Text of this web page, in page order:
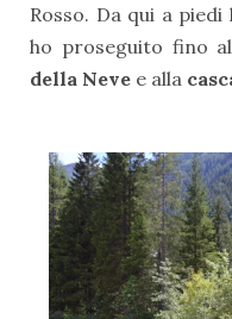
Rosso. Da qui a
ho proseguito fino
della Neve e alla